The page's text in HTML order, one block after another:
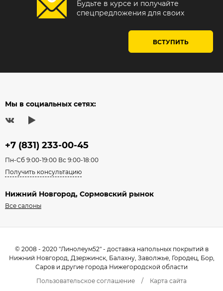
Будьте в курсе и получайте
спецпредложения для своих
ВСТУПИТЬ
Мы в социальных сетях:
+7 (831) 233-00-45
Пн-Сб 9:00-19:00 Вс 9:00-18:00
Получить консультацию
Нижний Новгород, Сормовский рынок
Все салоны
© 2008 - 2020 "Линолеум52" - доставка напольных покрытий в
Нижний Новгород, Дзержинск, Балахну, Заволжье, Городец, Бор,
Саров и другие города Нижегородской области
Пользовательское соглашение
/ Карта сайта